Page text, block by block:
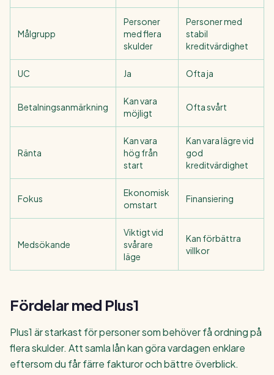
Målgrupp
Personer
med flera
skulder
Personer med
stabil
kreditvärdighet
UC Ja Ofta ja
Betalningsanmärkning
Kan vara
möjligt
Ofta svårt
Ränta
Kan vara
hög från
start
Kan vara lägre vid
god
kreditvärdighet
Fokus
Ekonomisk
omstart
Finansiering
Medsökande
Viktigt vid
svårare
läge
Kan förbättra
villkor
Fördelar med Plus1
Plus1 är starkast för personer som behöver få ordning på
flera skulder. Att samla lån kan göra vardagen enklare
eftersom du får färre fakturor och bättre överblick.